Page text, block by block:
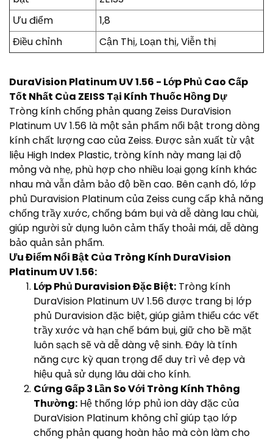
Ưu điểm
1,8
Điều chỉnh
Cận Thị, Loạn thị, Viễn thị
DuraVision Platinum UV 1.56 - Lớp Phủ Cao Cấp
Tốt Nhất Của ZEISS Tại Kính Thuốc Hồng Dự
Tròng kính chống phản quang Zeiss DuraVision
Platinum UV 1.56 là một sản phẩm nổi bật trong dòng
kính chất lượng cao của Zeiss. Được sản xuất từ vật
liệu High Index Plastic, tròng kính này mang lại độ
mỏng và nhẹ, phù hợp cho nhiều loại gọng kính khác
nhau mà vẫn đảm bảo độ bền cao. Bên cạnh đó, lớp
phủ Duravision Platinum của Zeiss cung cấp khả năng
chống trầy xước, chống bám bụi và dễ dàng lau chùi,
giúp người sử dụng luôn cảm thấy thoải mái, dễ dàng
bảo quản sản phẩm.
Ưu Điểm Nổi Bật Của Tròng Kính DuraVision
Platinum UV 1.56:
Lớp Phủ Duravision Đặc Biệt: Tròng kính
DuraVision Platinum UV 1.56 được trang bị lớp
phủ Duravision đặc biệt, giúp giảm thiểu các vết
trầy xước và hạn chế bám bụi, giữ cho bề mặt
luôn sạch sẽ và dễ dàng vệ sinh. Đây là tính
năng cực kỳ quan trọng để duy trì vẻ đẹp và
hiệu quả sử dụng lâu dài cho kính.
Cứng Gấp 3 Lần So Với Tròng Kính Thông
Thường: Hệ thống lớp phủ ion dày đặc của
DuraVision Platinum không chỉ giúp tạo lớp
chống phản quang hoàn hảo mà còn làm cho